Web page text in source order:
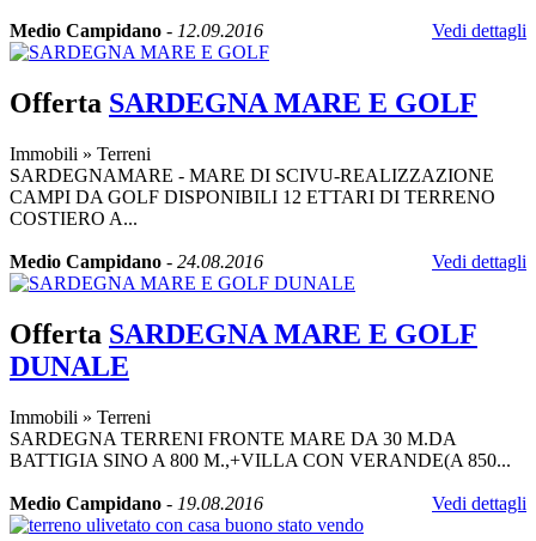
Medio Campidano - 12.09.2016 Vedi dettagli
Offerta SARDEGNA MARE E GOLF
Immobili » Terreni
SARDEGNAMARE - MARE DI SCIVU-REALIZZAZIONE
CAMPI DA GOLF DISPONIBILI 12 ETTARI DI TERRENO
COSTIERO A...
Medio Campidano - 24.08.2016 Vedi dettagli
Offerta SARDEGNA MARE E GOLF
DUNALE
Immobili » Terreni
SARDEGNA TERRENI FRONTE MARE DA 30 M.DA
BATTIGIA SINO A 800 M.,+VILLA CON VERANDE(A 850...
Medio Campidano - 19.08.2016 Vedi dettagli